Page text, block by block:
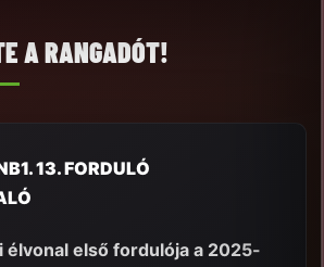
A RANGADÓT!
13. FORDULÓ
élvonal első fordulója a 2025-